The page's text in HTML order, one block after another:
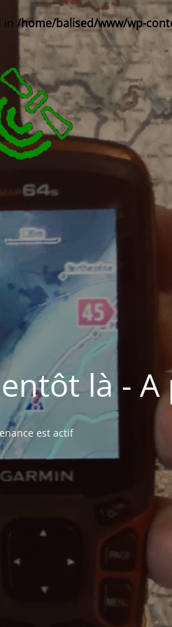
in /home/balised/www/wp-
là -
est actif